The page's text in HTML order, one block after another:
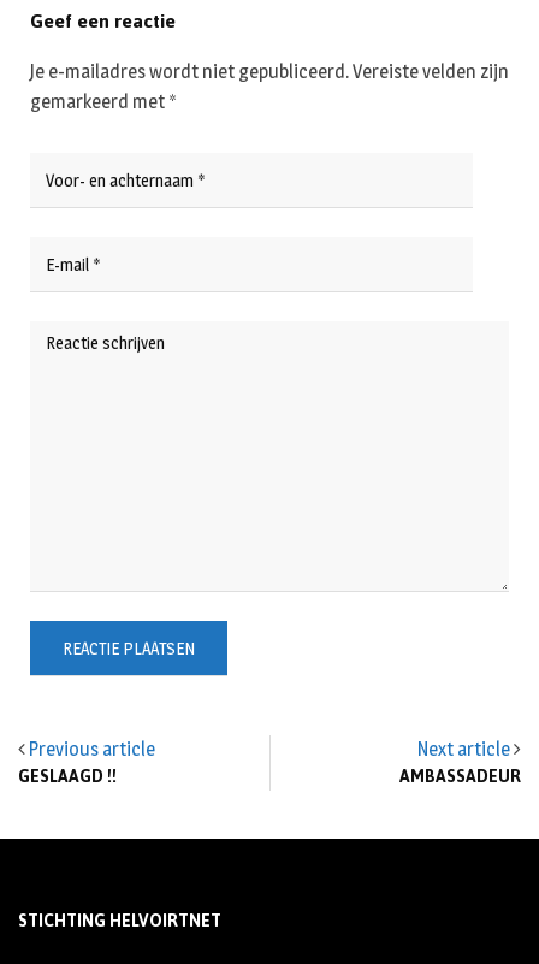
Previous article
GESLAAGD !!
Next article
AMBASSADEUR
Geef een reactie
Je e-mailadres wordt niet gepubliceerd.Vereiste velden zijn
gemarkeerd met *
STICHTING HELVOIRTNET